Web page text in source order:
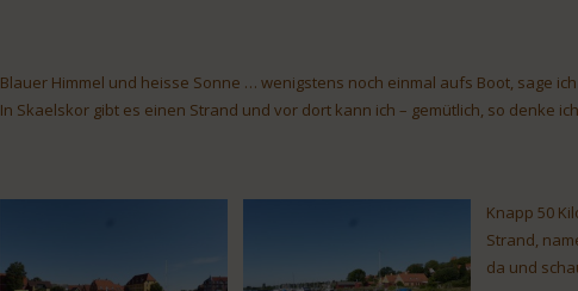
Blauer Himmel und heisse Sonne … wenigstens noch einmal aufs Boot, sage
In Skaelskor gibt es einen Strand und vor dort kann ich – gemütlich, so denke
Knapp 50
Strand,
da und